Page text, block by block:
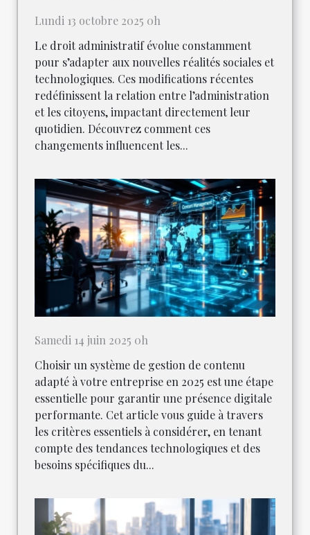
Lundi 13 octobre 2025 0h
Le droit administratif évolue constamment
pour s’adapter aux nouvelles réalités sociales et
technologiques. Ces modifications récentes
redéfinissent la relation entre l’administration
et les citoyens, impactant directement leur
quotidien. Découvrez comment ces
changements influencent les...
Samedi 14 juin 2025 0h
Choisir un système de gestion de contenu
adapté à votre entreprise en 2025 est une étape
essentielle pour garantir une présence digitale
performante. Cet article vous guide à travers
les critères essentiels à considérer, en tenant
compte des tendances technologiques et des
besoins spécifiques du...